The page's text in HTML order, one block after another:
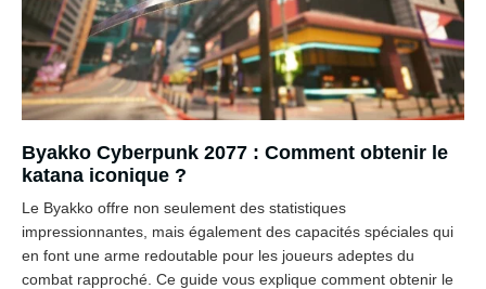
Byakko Cyberpunk 2077 : Comment obtenir le
katana iconique ?
Le Byakko offre non seulement des statistiques
impressionnantes, mais également des capacités spéciales qui
en font une arme redoutable pour les joueurs adeptes du
combat rapproché. Ce guide vous explique comment obtenir le